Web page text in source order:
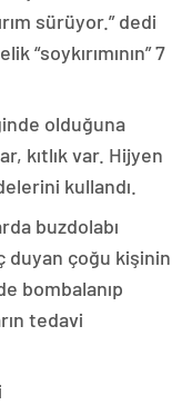
sürüyor.” dedi
“soykırımının” 7
olduğuna
kıtlık var. Hijyen
kullandı.
buzdolabı
duyan çoğu kişinin
bombalanıp
tedavi